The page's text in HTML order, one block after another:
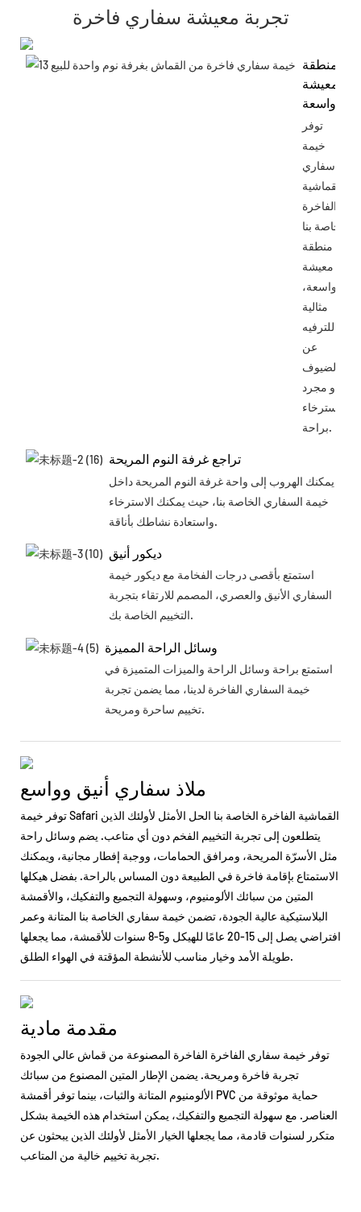
تجربة معيشة سفاري فاخرة
منطقة
معيشة
واسعة
توفر
خيمة
سفاري
القماشية
الفاخرة
الخاصة بنا
منطقة
معيشة
واسعة،
مثالية
للترفيه
عن
الضيوف
أو مجرد
الاسترخاء
براحة.
تراجع غرفة النوم المريحة
يمكنك الهروب إلى واحة غرفة النوم المريحة داخل
خيمة السفاري الخاصة بنا، حيث يمكنك الاسترخاء
واستعادة نشاطك بأناقة.
ديكور أنيق
استمتع بأقصى درجات الفخامة مع ديكور خيمة
السفاري الأنيق والعصري، المصمم للارتقاء بتجربة
التخييم الخاصة بك.
وسائل الراحة المميزة
استمتع براحة وسائل الراحة والميزات المتميزة في
خيمة السفاري الفاخرة لدينا، مما يضمن تجربة
تخييم ساحرة ومريحة.
ملاذ سفاري أنيق وواسع
توفر خيمة Safari القماشية الفاخرة الخاصة بنا الحل الأمثل لأولئك الذين
يتطلعون إلى تجربة التخييم الفخم دون أي متاعب. يضم وسائل راحة
مثل الأسرّة المريحة، ومرافق الحمامات، ووجبة إفطار مجانية، ويمكنك
الاستمتاع بإقامة فاخرة في الطبيعة دون المساس بالراحة. بفضل هيكلها
المتين من سبائك الألومنيوم، وسهولة التجميع والتفكيك، والأقمشة
البلاستيكية عالية الجودة، تضمن خيمة سفاري الخاصة بنا المتانة وعمر
افتراضي يصل إلى 15-20 عامًا للهيكل و5-8 سنوات للأقمشة، مما يجعلها
طويلة الأمد وخيار مناسب للأنشطة المؤقتة في الهواء الطلق.
مقدمة مادية
توفر خيمة سفاري الفاخرة الفاخرة المصنوعة من قماش عالي الجودة
تجربة فاخرة ومريحة. يضمن الإطار المتين المصنوع من سبائك
الألومنيوم المتانة والثبات، بينما توفر أقمشة PVC حماية موثوقة من
العناصر. مع سهولة التجميع والتفكيك، يمكن استخدام هذه الخيمة بشكل
متكرر لسنوات قادمة، مما يجعلها الخيار الأمثل لأولئك الذين يبحثون عن
تجربة تخييم خالية من المتاعب.